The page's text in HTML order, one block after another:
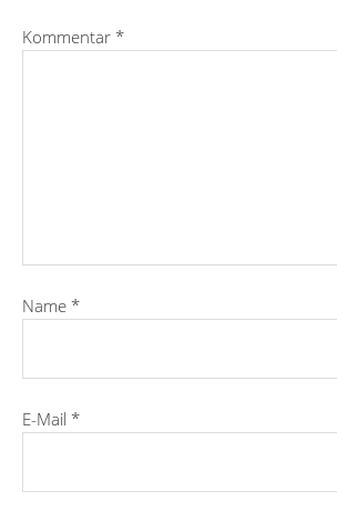
Kommentar *
Name *
E-Mail *